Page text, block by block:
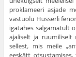
proklameeri asjade
vastuolu Husserli
igatahes salgamatult
ajaliselt ja ruumiliselt
sellest, mis meile
eeskätt